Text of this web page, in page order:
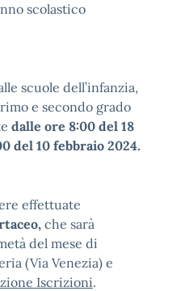
scolastico
scuole dell’infanzia,
e secondo grado
dalle ore 8:00 del 18
del 10 febbraio 2024.
effettuate
che sarà
del mese di
(Via Venezia) e
Iscrizioni.